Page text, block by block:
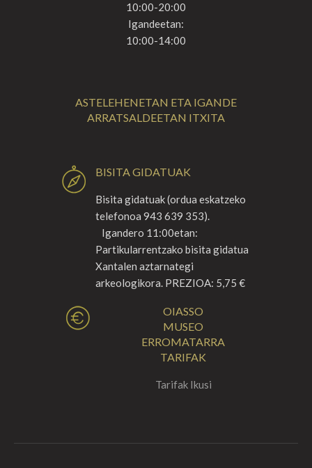
10:00-20:00
Igandeetan:
10:00-14:00
ASTELEHENETAN ETA IGANDE
ARRATSALDEETAN ITXITA
BISITA GIDATUAK
Bisita gidatuak (ordua eskatzeko
telefonoa 943 639 353).
Igandero 11:00etan:
Partikularrentzako bisita gidatua
Xantalen aztarnategi
arkeologikora. PREZIOA: 5,75 €
OIASSO
MUSEO
ERROMATARRA
TARIFAK
Tarifak Ikusi